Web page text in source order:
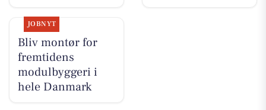
JOBNYT
Bliv montør for
fremtidens
modulbyggeri i
hele Danmark